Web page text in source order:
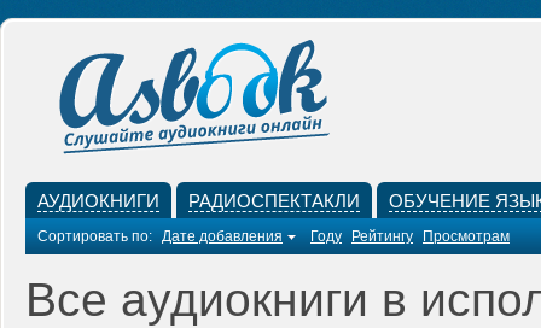
АУДИОКНИГИ РАДИОСПЕКТАКЛИ ОБУЧЕНИЕ
Сортировать по: Дате добавления Году Рейтингу Просмотрам
Все аудиокниги в